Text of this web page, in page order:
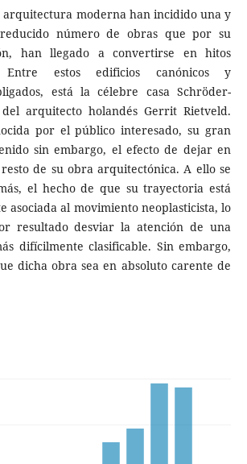
arquitectura moderna han incidido una y
número de obras que por su
han llegado a convertirse en hitos
Entre estos edificios canónicos y
está la célebre casa Schröder-
arquitecto holandés Gerrit Rietveld.
por el público interesado, su gran
sin embargo, el efecto de dejar en
de su obra arquitectónica. A ello se
el hecho de que su trayectoria está
asociada al movimiento neoplasticista, lo
resultado desviar la atención de una
difícilmente clasificable. Sin embargo,
dicha obra sea en absoluto carente de